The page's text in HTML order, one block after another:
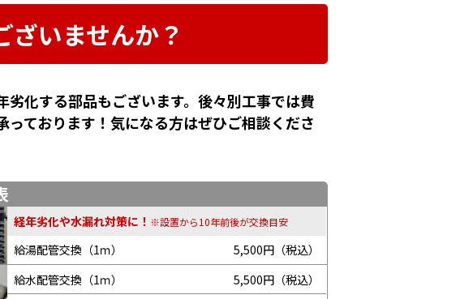
いませんか？
化する部品もございます。後々別工事では費
ております！気になる方はぜひご相談くださ
経年劣化や水漏れ対策に！ ※設置から10年前後が交換目安
給湯配管交換（1ｍ）
5,500円（税込）
給水配管交換（1ｍ）
5,500円（税込）